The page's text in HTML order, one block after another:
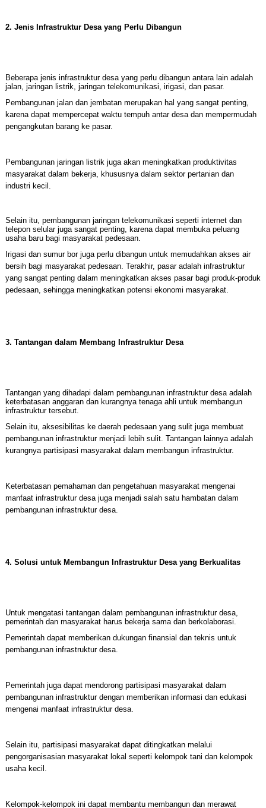
2. Jenis Infrastruktur Desa yang Perlu Dibangun
Beberapa jenis infrastruktur desa yang perlu dibangun antara lain adalah
jalan, jaringan listrik, jaringan telekomunikasi, irigasi, dan pasar.
Pembangunan jalan dan jembatan merupakan hal yang sangat penting,
karena dapat mempercepat waktu tempuh antar desa dan mempermudah
pengangkutan barang ke pasar.
Pembangunan jaringan listrik juga akan meningkatkan produktivitas
masyarakat dalam bekerja, khususnya dalam sektor pertanian dan
industri kecil.
Selain itu, pembangunan jaringan telekomunikasi seperti internet dan
telepon selular juga sangat penting, karena dapat membuka peluang
usaha baru bagi masyarakat pedesaan.
Irigasi dan sumur bor juga perlu dibangun untuk memudahkan akses air
bersih bagi masyarakat pedesaan. Terakhir, pasar adalah infrastruktur
yang sangat penting dalam meningkatkan akses pasar bagi produk-produk
pedesaan, sehingga meningkatkan potensi ekonomi masyarakat.
3. Tantangan dalam Membang Infrastruktur Desa
Tantangan yang dihadapi dalam pembangunan infrastruktur desa adalah
keterbatasan anggaran dan kurangnya tenaga ahli untuk membangun
infrastruktur tersebut.
Selain itu, aksesibilitas ke daerah pedesaan yang sulit juga membuat
pembangunan infrastruktur menjadi lebih sulit. Tantangan lainnya adalah
kurangnya partisipasi masyarakat dalam membangun infrastruktur.
Keterbatasan pemahaman dan pengetahuan masyarakat mengenai
manfaat infrastruktur desa juga menjadi salah satu hambatan dalam
pembangunan infrastruktur desa.
4. Solusi untuk Membangun Infrastruktur Desa yang Berkualitas
Untuk mengatasi tantangan dalam pembangunan infrastruktur desa,
pemerintah dan masyarakat harus bekerja sama dan berkolaborasi.
Pemerintah dapat memberikan dukungan finansial dan teknis untuk
pembangunan infrastruktur desa.
Pemerintah juga dapat mendorong partisipasi masyarakat dalam
pembangunan infrastruktur dengan memberikan informasi dan edukasi
mengenai manfaat infrastruktur desa.
Selain itu, partisipasi masyarakat dapat ditingkatkan melalui
pengorganisasian masyarakat lokal seperti kelompok tani dan kelompok
usaha kecil.
Kelompok-kelompok ini dapat membantu membangun dan merawat